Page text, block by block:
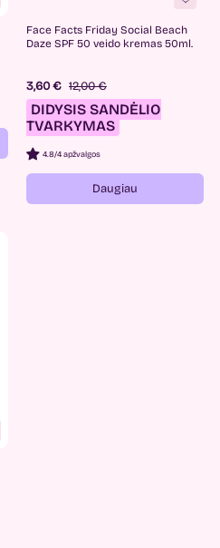
Face Facts Friday Social Beach
Daze SPF 50 veido kremas 50ml.
3,60 € 12,00 €
DIDYSIS SANDĖLIO
TVARKYMAS
4.8/4 apžvalgos
Daugiau